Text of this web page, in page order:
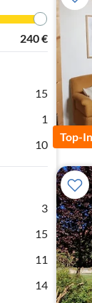
240€
15
1
10
3
15
11
14
Top-